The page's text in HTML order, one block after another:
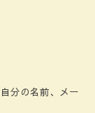
分の名前、メー